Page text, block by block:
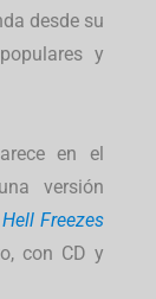
desde su
y
en el
versión
Hell Freezes
con CD y